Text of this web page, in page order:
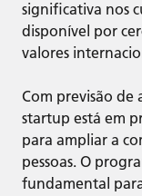
significativa nos
disponível por
valores
Com previsão de
startup está em
para ampliar a
pessoas. O
fundamental